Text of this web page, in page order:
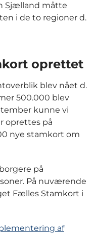
Sjælland måtte
i de to regioner d.
oprettet
blev nået d.
500.000 blev
kunne vi
oprettes på
nye stamkort om
på
På nuværende
Fælles Stamkort i
af